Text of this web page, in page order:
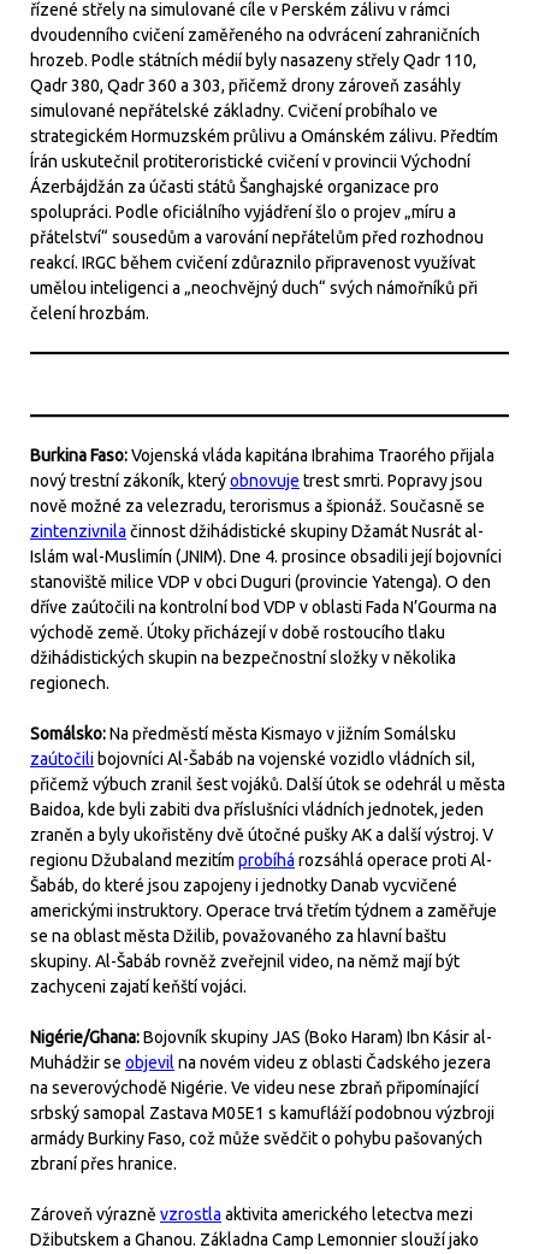
řízené střely na simulované cíle v Perském zálivu v rámci
dvoudenního cvičení zaměřeného na odvrácení zahraničních
hrozeb. Podle státních médií byly nasazeny střely Qadr 110,
Qadr 380, Qadr 360 a 303, přičemž drony zároveň zasáhly
simulované nepřátelské základny. Cvičení probíhalo ve
strategickém Hormuzském průlivu a Ománském zálivu. Předtím
Írán uskutečnil protiteroristické cvičení v provincii Východní
Ázerbájdžán za účasti států Šanghajské organizace pro
spolupráci. Podle oficiálního vyjádření šlo o projev „míru a
přátelství“ sousedům a varování nepřátelům před rozhodnou
reakcí. IRGC během cvičení zdůraznilo připravenost využívat
umělou inteligenci a „neochvějný duch“ svých námořníků při
čelení hrozbám.
Burkina Faso:Vojenská vláda kapitána Ibrahima Traorého přijala
nový trestní zákoník, kterýobnovuje trest smrti. Popravy jsou
nově možné za velezradu, terorismus a špionáž. Současně se
zintenzivnila činnost džihádistické skupiny Džamát Nusrát al-
Islám wal-Muslimín (JNIM). Dne 4. prosince obsadili její bojovníci
stanoviště milice VDP v obci Duguri (provincie Yatenga). O den
dříve zaútočili na kontrolní bod VDP v oblasti Fada N’Gourma na
východě země. Útoky přicházejí v době rostoucího tlaku
džihádistických skupin na bezpečnostní složky v několika
regionech.
Somálsko:Na předměstí města Kismayo v jižním Somálsku
zaútočili bojovníci Al-Šabáb na vojenské vozidlo vládních sil,
přičemž výbuch zranil šest vojáků. Další útok se odehrál u města
Baidoa, kde byli zabiti dva příslušníci vládních jednotek, jeden
zraněn a byly ukořistěny dvě útočné pušky AK a další výstroj. V
regionu Džubaland mezitím probíhá rozsáhlá operace proti Al-
Šabáb, do které jsou zapojeny i jednotky Danab vycvičené
americkými instruktory. Operace trvá třetím týdnem a zaměřuje
se na oblast města Džilib, považovaného za hlavní baštu
skupiny. Al-Šabáb rovněž zveřejnil video, na němž mají být
zachyceni zajatí keňští vojáci.
Nigérie/Ghana:Bojovník skupiny JAS (Boko Haram) Ibn Kásir al-
Muhádžir se objevil na novém videu z oblasti Čadského jezera
na severovýchodě Nigérie. Ve videu nese zbraň připomínající
srbský samopal Zastava M05E1 s kamufláží podobnou výzbroji
armády Burkiny Faso, což může svědčit o pohybu pašovaných
zbraní přes hranice.
Zároveň výrazně vzrostla aktivita amerického letectva mezi
Džibutskem a Ghanou. Základna Camp Lemonnier slouží jako